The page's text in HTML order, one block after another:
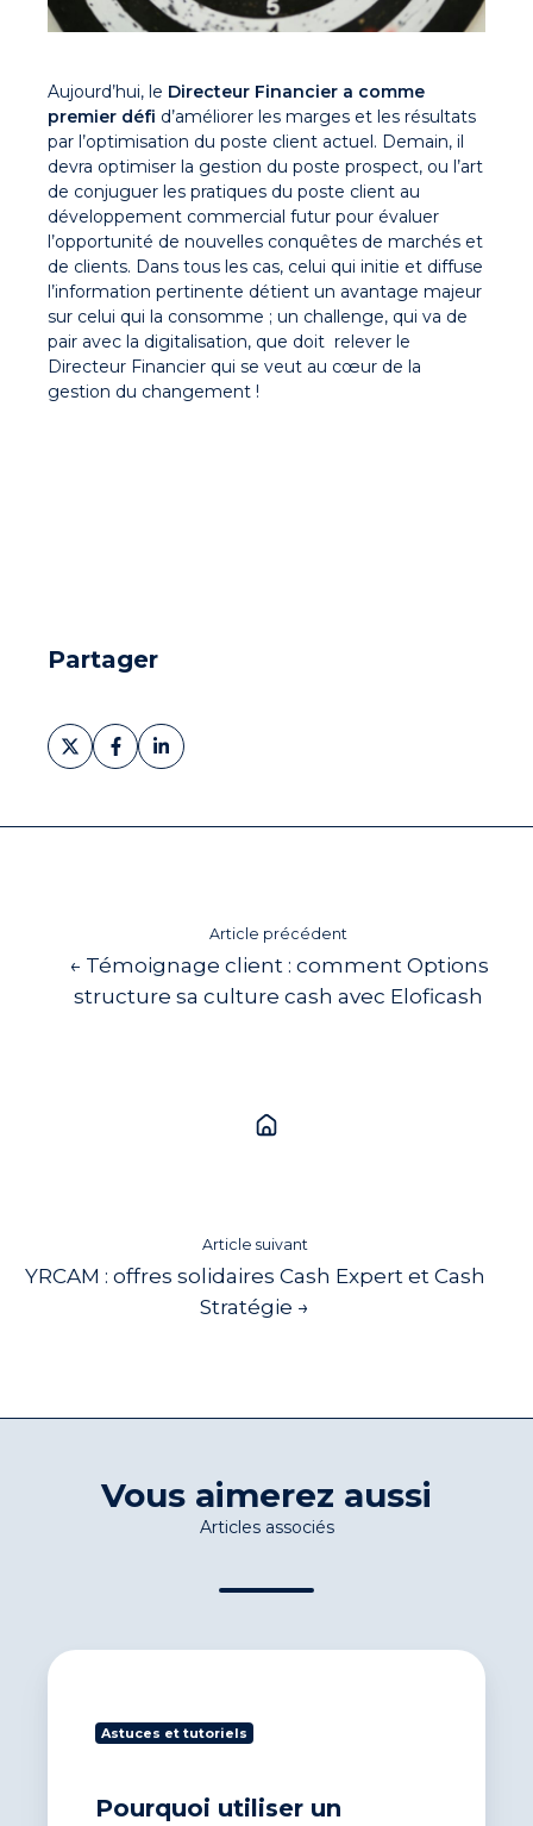
Aujourd’hui, le Directeur Financier a comme
premier défi d’améliorer les marges et les résultats
par l’optimisation du poste client actuel. Demain, il
devra optimiser la gestion du poste prospect, ou l’art
de conjuguer les pratiques du poste client au
développement commercial futur pour évaluer
l’opportunité de nouvelles conquêtes de marchés et
de clients. Dans tous les cas, celui qui initie et diffuse
l’information pertinente détient un avantage majeur
sur celui qui la consomme ; un challenge, qui va de
pair avec la digitalisation, que doit relever le
Directeur Financier qui se veut au cœur de la
gestion du changement !
Partager
Partager
sur
Partager
sur
Partager
sur
Article précédent
← Témoignage client : comment Options
structure sa culture cash avec Eloficash
Article suivant
YRCAM : offres solidaires Cash Expert et Cash
Stratégie →
Vous aimerez aussi
Articles associés
Pourquoi
logiciel
clients
Astuces et tutoriels
Pourquoi utiliser un